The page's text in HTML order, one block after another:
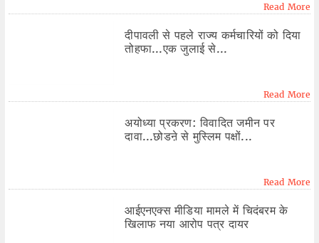
Read More
दीपावली से पहले राज्य कर्मचारियों को दिया
तोहफा...एक जुलाई से...
Read More
अयोध्या प्रकरण: विवादित जमीन पर
दावा...छोडऩे से मुस्लिम पक्षों...
Read More
आईएनएक्स मीडिया मामले में चिदंबरम के
खिलाफ नया आरोप पत्र दायर